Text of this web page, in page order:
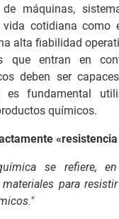
máquinas,
cotidiana como
alta fiabilidad
que entran en
deben ser
fundamental
químicos.
se refiere,
para